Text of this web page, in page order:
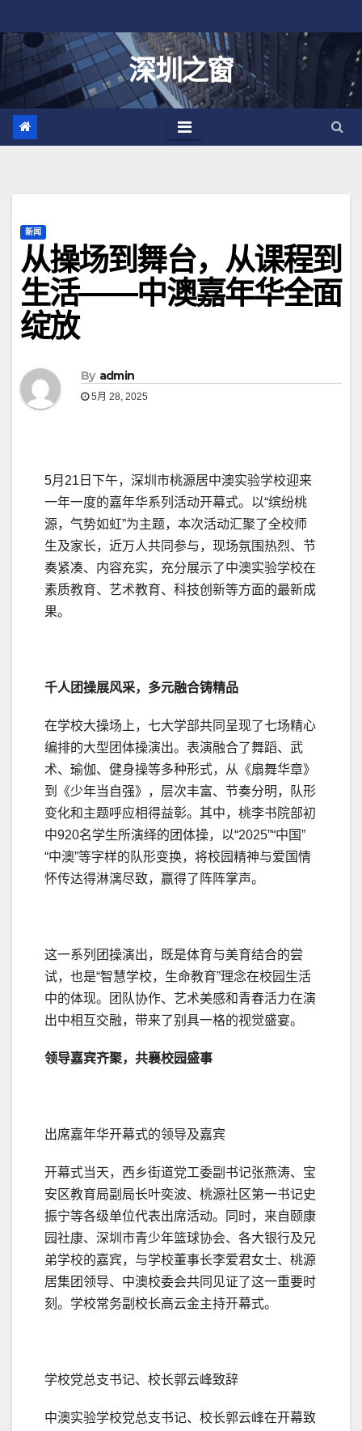
至
深圳之窗
新闻
从操场到舞台，从课程到
生活——中澳嘉年华全面
绽放
By admin
5月 28, 2025
5月21日下午，深圳市桃源居中澳实验学校迎来
一年一度的嘉年华系列活动开幕式。以“缤纷桃
源，气势如虹”为主题，本次活动汇聚了全校师
生及家长，近万人共同参与，现场氛围热烈、节
奏紧凑、内容充实，充分展示了中澳实验学校在
素质教育、艺术教育、科技创新等方面的最新成
果。
千人团操展风采，多元融合铸精品
在学校大操场上，七大学部共同呈现了七场精心
编排的大型团体操演出。表演融合了舞蹈、武
术、瑜伽、健身操等多种形式，从《扇舞华章》
到《少年当自强》，层次丰富、节奏分明，队形
变化和主题呼应相得益彰。其中，桃李书院部初
中920名学生所演绎的团体操，以“2025”“中国”
“中澳”等字样的队形变换，将校园精神与爱国情
怀传达得淋漓尽致，赢得了阵阵掌声。
这一系列团操演出，既是体育与美育结合的尝
试，也是“智慧学校，生命教育”理念在校园生活
中的体现。团队协作、艺术美感和青春活力在演
出中相互交融，带来了别具一格的视觉盛宴。
领导嘉宾齐聚，共襄校园盛事
出席嘉年华开幕式的领导及嘉宾
开幕式当天，西乡街道党工委副 书记张燕涛、宝
安区教育局副局长叶奕波、桃源社区第一书记史
振宁等各级单位代表出席活动。同时，来自颐康
园社康、深圳市青少年篮球协会、各大银行及兄
弟学校的嘉宾，与学校董事长李爱君女士、桃源
居集团领导、中澳校委会共同见证了这一重要时
刻。学校常务副校长高云金主持开幕式。
学校党总支书记、校长郭云峰致辞
中澳实验学校党总支书记、校长郭云峰在开幕致